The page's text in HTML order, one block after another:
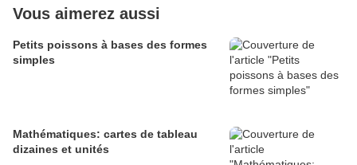
Vous aimerez aussi
Petits poissons à bases des formes
simples
Mathématiques: cartes de tableau
dizaines et unités